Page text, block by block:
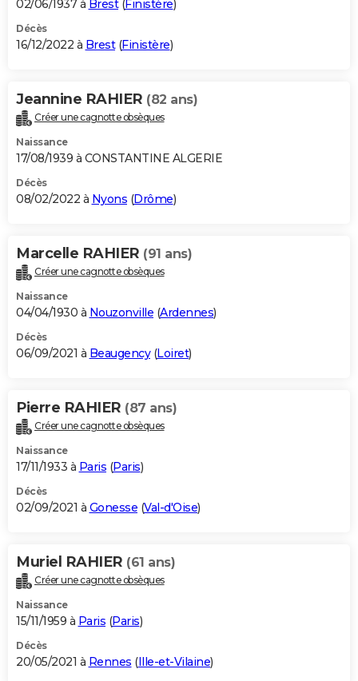
02/06/1937 à Brest(Finistère)
Décès
16/12/2022 à Brest(Finistère)
Jeannine RAHIER (82 ans)
Créer une cagnotte obsèques
Naissance
17/08/1939 à CONSTANTINE ALGERIE
Décès
08/02/2022 à Nyons (Drôme)
Marcelle RAHIER (91 ans)
Créer une cagnotte obsèques
Naissance
04/04/1930 à Nouzonville (Ardennes)
Décès
06/09/2021 à Beaugency(Loiret)
Pierre RAHIER (87 ans)
Créer une cagnotte obsèques
Naissance
17/11/1933 à Paris (Paris)
Décès
02/09/2021 à Gonesse (Val-d'Oise)
Muriel RAHIER (61 ans)
Créer une cagnotte obsèques
Naissance
15/11/1959 à Paris (Paris)
Décès
20/05/2021 à Rennes (Ille-et-Vilaine)